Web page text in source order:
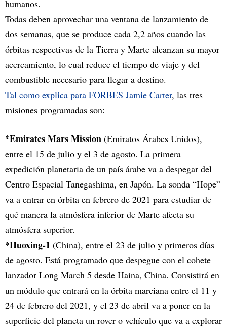
humanos.
Todas deben aprovechar una ventana de lanzamiento de
dos semanas, que se produce cada 2,2 años cuando las
órbitas respectivas de la Tierra y Marte alcanzan su mayor
acercamiento, lo cual reduce el tiempo de viaje y del
combustible necesario para llegar a destino.
Tal como explica para FORBES Jamie Carter, las tres
misiones programadas son:
*Emirates Mars Mission (Emiratos Árabes Unidos),
entre el 15 de julio y el 3 de agosto. La primera
expedición planetaria de un país árabe va a despegar del
Centro Espacial Tanegashima, en Japón. La sonda “Hope”
va a entrar en órbita en febrero de 2021 para estudiar de
qué manera la atmósfera inferior de Marte afecta su
atmósfera superior.
*Huoxing-1 (China), entre el 23 de julio y primeros días
de agosto. Está programado que despegue con el cohete
lanzador Long March 5 desde Haina, China. Consistirá en
un módulo que entrará en la órbita marciana entre el 11 y
24 de febrero del 2021, y el 23 de abril va a poner en la
superficie del planeta un rover o vehículo que va a explorar